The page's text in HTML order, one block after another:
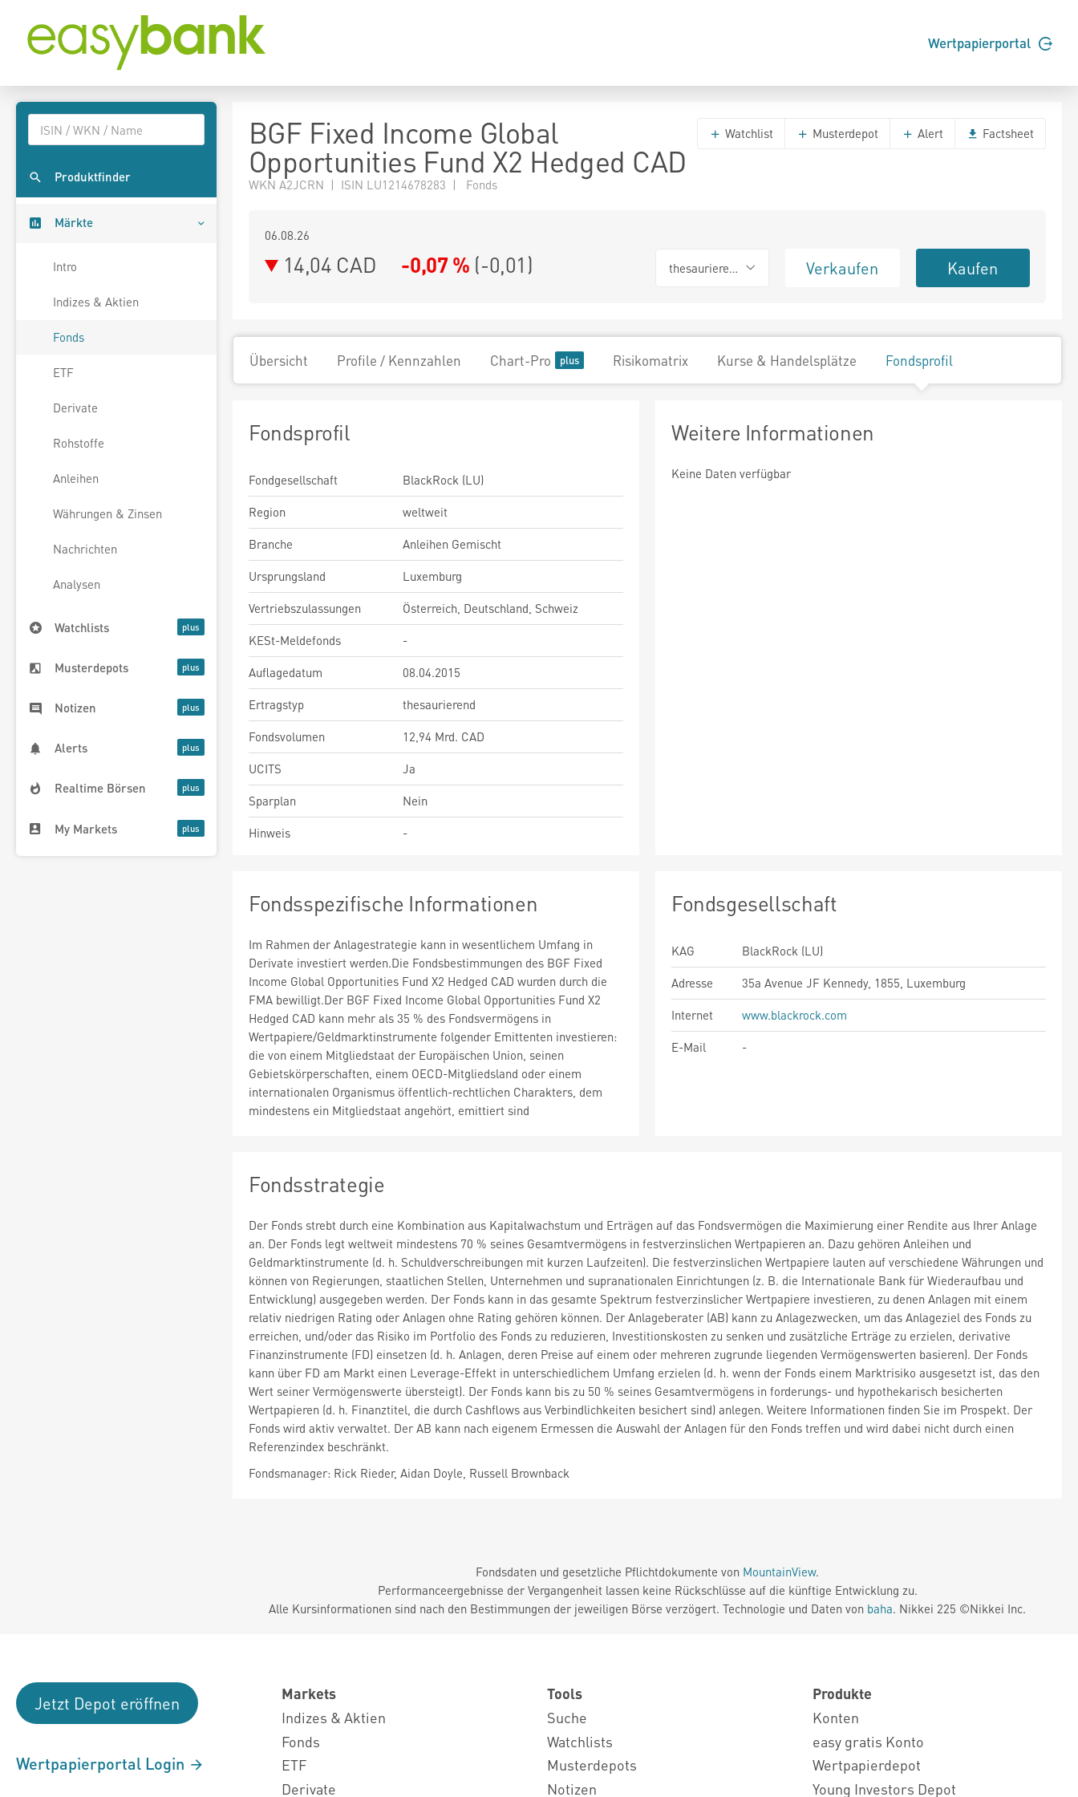
Wertpapierportal
Produktfinder
Märkte
Intro
Indizes & Aktien
Fonds
ETF
Derivate
Rohstoffe
Anleihen
Währungen & Zinsen
Nachrichten
Analysen
Watchlists
Musterdepots
Notizen
Alerts
Realtime Börsen
My Markets
BGF Fixed Income Global
Opportunities Fund X2 Hedged CAD
WKN A2JCRN | ISIN LU1214678283 | Fonds
Watchlist Musterdepot Alert Factsheet
06.08.26
14,04 CAD -0,07 % (-0,01) thesaurierend Verkaufen Kaufen
Übersicht Profile / Kennzahlen Chart-Pro Risikomatrix Kurse & Handelsplätze Fondsprofil
Fondsprofil
Fondgesellschaft
BlackRock (LU)
Region
weltweit
Branche
Anleihen Gemischt
Ursprungsland
Luxemburg
Vertriebszulassungen
Österreich, Deutschland, Schweiz
KESt-Meldefonds
-
Auflagedatum
08.04.2015
Ertragstyp
thesaurierend
Fondsvolumen
12,94 Mrd. CAD
UCITS
Ja
Sparplan
Nein
Hinweis
-
Weitere Informationen
Keine Daten verfügbar
Fondsspezifische Informationen
Im Rahmen der Anlagestrategie kann in wesentlichem Umfang in
Derivate investiert werden.Die Fondsbestimmungen des BGF Fixed
Income Global Opportunities Fund X2 Hedged CAD wurden durch die
FMA bewilligt.Der BGF Fixed Income Global Opportunities Fund X2
Hedged CAD kann mehr als 35 % des Fondsvermögens in
Wertpapiere/Geldmarktinstrumente folgender Emittenten investieren:
die von einem Mitgliedstaat der Europäischen Union, seinen
Gebietskörperschaften, einem OECD-Mitgliedsland oder einem
internationalen Organismus öffentlich-rechtlichen Charakters, dem
mindestens ein Mitgliedstaat angehört, emittiert sind
Fondsgesellschaft
KAG
BlackRock (LU)
Adresse
35a Avenue JF Kennedy, 1855, Luxemburg
Internet
www.blackrock.com
E-Mail
-
Fondsstrategie
Der Fonds strebt durch eine Kombination aus Kapitalwachstum und Erträgen auf das Fondsvermögen die Maximierung einer Rendite aus Ihrer Anlage
an. Der Fonds legt weltweit mindestens 70 % seines Gesamtvermögens in festverzinslichen Wertpapieren an. Dazu gehören Anleihen und
Geldmarktinstrumente (d. h. Schuldverschreibungen mit kurzen Laufzeiten). Die festverzinslichen Wertpapiere lauten auf verschiedene Währungen und
können von Regierungen, staatlichen Stellen, Unternehmen und supranationalen Einrichtungen (z. B. die Internationale Bank für Wiederaufbau und
Entwicklung) ausgegeben werden. Der Fonds kann in das gesamte Spektrum festverzinslicher Wertpapiere investieren, zu denen Anlagen mit einem
relativ niedrigen Rating oder Anlagen ohne Rating gehören können. Der Anlageberater (AB) kann zu Anlagezwecken, um das Anlageziel des Fonds zu
erreichen, und/oder das Risiko im Portfolio des Fonds zu reduzieren, Investitionskosten zu senken und zusätzliche Erträge zu erzielen, derivative
Finanzinstrumente (FD) einsetzen (d. h. Anlagen, deren Preise auf einem oder mehreren zugrunde liegenden Vermögenswerten basieren). Der Fonds
kann über FD am Markt einen Leverage-Effekt in unterschiedlichem Umfang erzielen (d. h. wenn der Fonds einem Marktrisiko ausgesetzt ist, das den
Wert seiner Vermögenswerte übersteigt). Der Fonds kann bis zu 50 % seines Gesamtvermögens in forderungs- und hypothekarisch besicherten
Wertpapieren (d. h. Finanztitel, die durch Cashflows aus Verbindlichkeiten besichert sind) anlegen. Weitere Informationen finden Sie im Prospekt. Der
Fonds wird aktiv verwaltet. Der AB kann nach eigenem Ermessen die Auswahl der Anlagen für den Fonds treffen und wird dabei nicht durch einen
Referenzindex beschränkt.
Fondsmanager: Rick Rieder, Aidan Doyle, Russell Brownback
Fondsdaten und gesetzliche Pflichtdokumente von MountainView.
Performanceergebnisse der Vergangenheit lassen keine Rückschlüsse auf die künftige Entwicklung zu.
Alle Kursinformationen sind nach den Bestimmungen der jeweiligen Börse verzögert. Technologie und Daten von baha. Nikkei 225 ©Nikkei Inc.
Jetzt Depot eröffnen
Wertpapierportal Login
Markets
Indizes & Aktien
Fonds
ETF
Derivate
Tools
Suche
Watchlists
Musterdepots
Notizen
Produkte
Konten
easy gratis Konto
Wertpapierdepot
Young Investors Depot